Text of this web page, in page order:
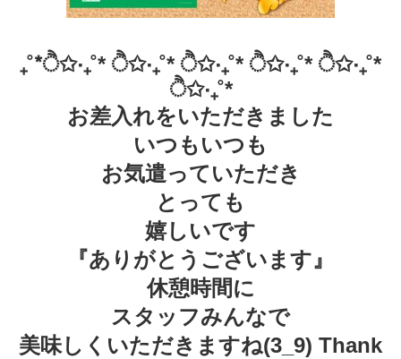
₊˚*ੈ✩‧₊˚* ੈ✩‧₊˚* ੈ✩‧₊˚* ੈ✩‧₊˚* ੈ✩‧₊˚*
ੈ✩‧₊˚*
お差入れをいただきました
いつもいつも
お気遣っていただき
とっても
嬉しいです
『ありがとうございます』
休憩時間に
スタッフみんなで
美味しくいただきますね(3_9) Thank